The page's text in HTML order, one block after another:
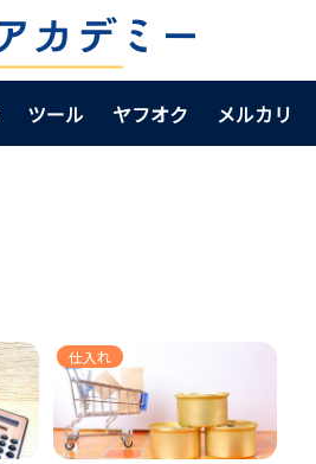
ツール ヤフオク メルカリ
仕入れ